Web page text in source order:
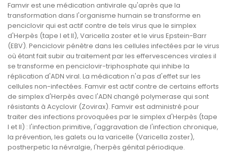
Famvir est une médication antivirale qu'après que la
transformation dans l'organisme humain se transforme en
penciclovir qui est actif contre de tels virus que le simplex
d'Herpès (tape I et II), Varicella zoster et le virus Epstein-Barr
(EBV). Penciclovir pénètre dans les cellules infectées par le virus
où étant fait subir au traitement par les effervescences virales il
se transforme en penciclovir-triphosphate qui inhibe la
réplication d'ADN viral. La médication n'a pas d'effet sur les
cellules non-infectées. Famvir est actif contre de certains efforts
de simplex d'Herpès avec l'ADN changé polymerase qui sont
résistants à Acyclovir (Zovirax). Famvir est administré pour
traiter des infections provoquées par le simplex d'Herpès (tape
I et II) : l'infection primitive, l'aggravation de l'infection chronique,
la prévention, les galets ou la varicelle (Varicella zoster),
postherpetic la névralgie, l'herpès génital périodique.